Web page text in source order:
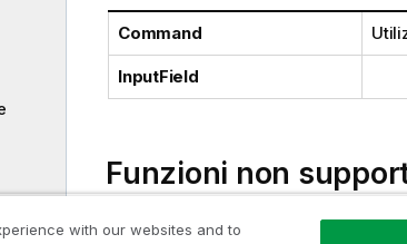
Command
InputField
Funzioni non
In questo elenco sono descritte le
with our websites and to